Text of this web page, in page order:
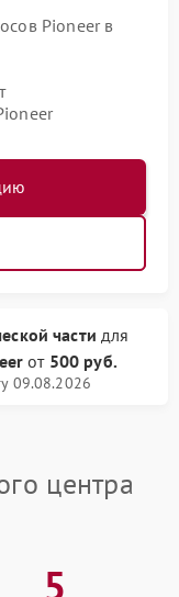
Pioneer в
части для
от 500 руб.
09.08.2026
центра
5